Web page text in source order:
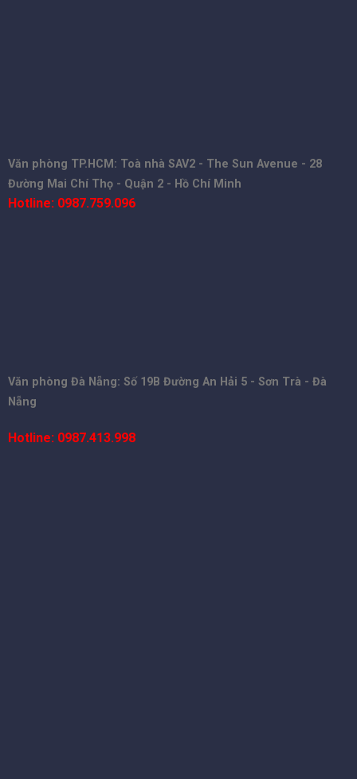
Văn phòng TP.HCM: Toà nhà SAV2 - The Sun Avenue - 28
Đường Mai Chí Thọ - Quận 2 - Hồ Chí Minh
Hotline: 0987.759.096
Văn phòng Đà Nẵng: Số 19B Đường An Hải 5 - Sơn Trà - Đà
Nẵng
Hotline: 0987.413.998